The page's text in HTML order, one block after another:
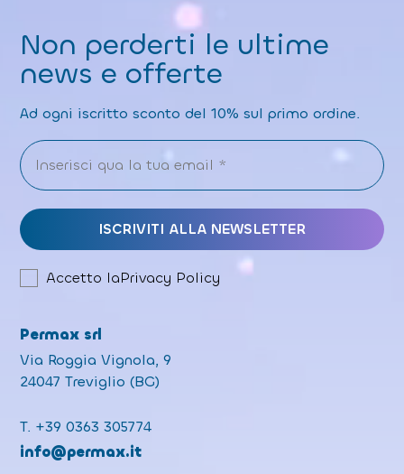
Non perderti le ultime
news e offerte
Ad ogni iscritto sconto del 10% sul primo ordine.
Accetto laPrivacy Policy
Permax srl
Via Roggia Vignola, 9
24047 Treviglio (BG)
T. +39 0363 305774
info@permax.it